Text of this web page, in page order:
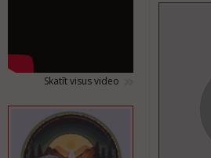
Skatīt visus video